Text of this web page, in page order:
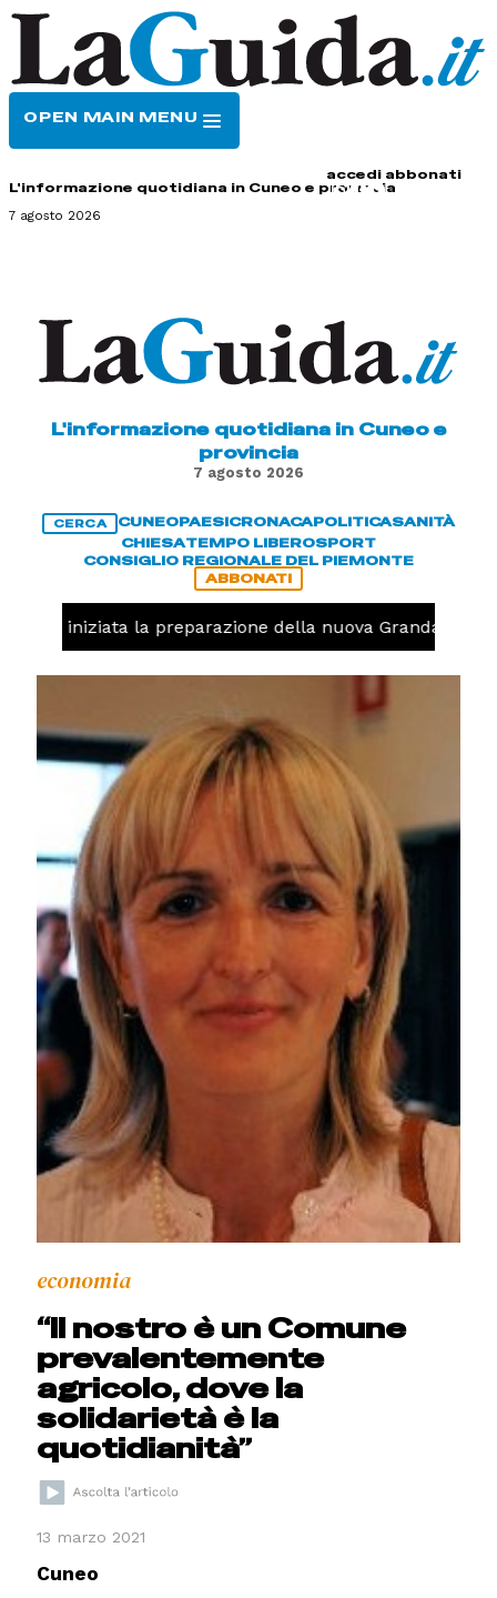
OPEN MAIN MENU
accedi abbonati
L'informazione quotidiana in Cuneo e provincia
7 agosto 2026
L'informazione quotidiana in Cuneo e
provincia
7 agosto 2026
CERCA CUNEOPAESICRONACAPOLITICASANITÀ
CHIESATEMPO LIBEROSPORT
CONSIGLIO REGIONALE DEL PIEMONTE
ABBONATI
iniziata la preparazione della nuova Granda Volley
economia
“Il nostro è un Comune
prevalentemente
agricolo, dove la
solidarietà è la
quotidianità”
13 marzo 2021
Cuneo